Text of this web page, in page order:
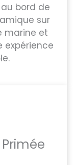
bord de
sur
marine et
expérience